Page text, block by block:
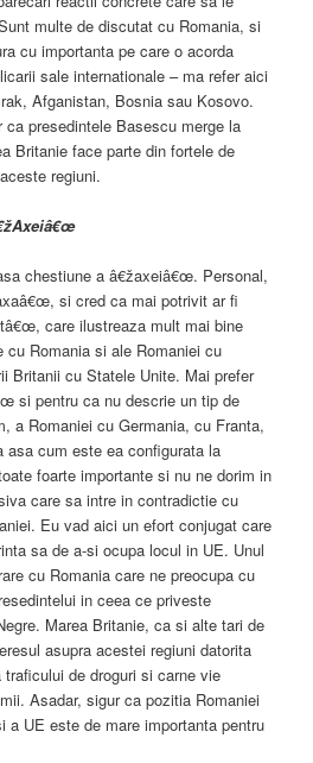
multe de discutat cu Romania, si
cu importanta pe care o acorda
sale internationale – ma refer aici
Afganistan, Bosnia sau Kosovo.
ca presedintele Basescu merge la
Britanie face parte din fortele de
regiuni.
chestiune a â€žaxeiâ€œ. Personal,
si cred ca mai potrivit ar fi
care ilustreaza mult mai bine
cu Romania si ale Romaniei cu
Britanii cu Statele Unite. Mai prefer
si pentru ca nu descrie un tip de
a Romaniei cu Germania, cu Franta,
asa cum este ea configurata la
foarte importante si nu ne dorim in
care sa intre in contradictie cu
Eu vad aici un efort conjugat care
sa de a-si ocupa locul in UE. Unul
cu Romania care ne preocupa cu
in ceea ce priveste
Marea Britanie, ca si alte tari de
asupra acestei regiuni datorita
de droguri si carne vie
Asadar, sigur ca pozitia Romaniei
a UE este de mare importanta pentru